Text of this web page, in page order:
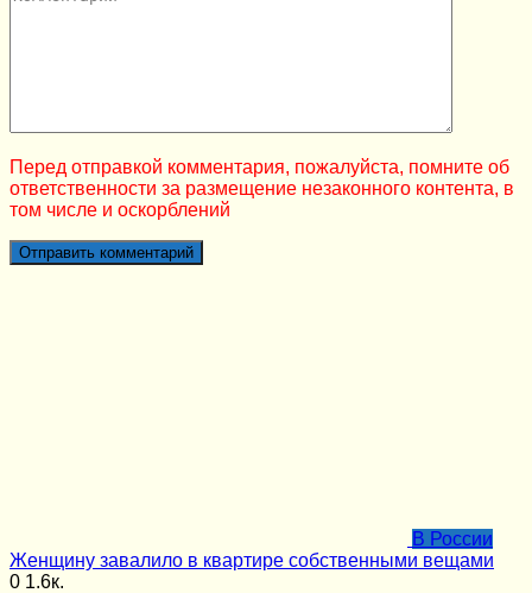
Перед отправкой комментария, пожалуйста, помните об
ответственности за размещение незаконного контента, в
том числе и оскорблений
В России
Женщину завалило в квартире собственными вещами
0 1.6к.